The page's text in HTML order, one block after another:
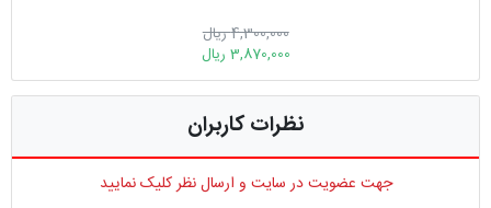
4,300,000 ریال
3,870,000 ریال
نظرات کاربران
جهت عضویت در سایت و ارسال نظر کلیک نمایید